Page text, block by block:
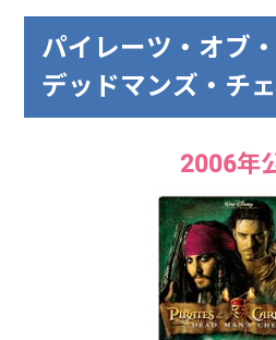
パイレーツ・オブ
デッドマンズ・チ
2006年